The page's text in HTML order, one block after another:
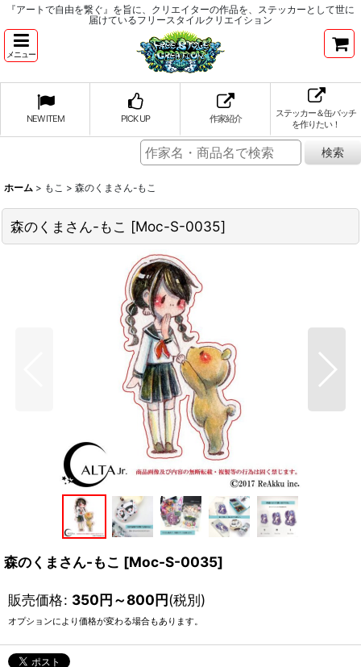
『アートで自由を繋ぐ』を旨に、クリエイターの作品を、ステッカーとして世に
届けているフリースタイルクリエイション
メニュー
NEW ITEM PICK UP 作家紹介
ステッカー＆缶バッチ
を作りたい！
ホーム > もこ > 森のくまさん-もこ
森のくまさん-もこ [Moc-S-0035]
森のくまさん-もこ [Moc-S-0035]
販売価格: 350円～800円(税別)
オプションにより価格が変わる場合もあります。